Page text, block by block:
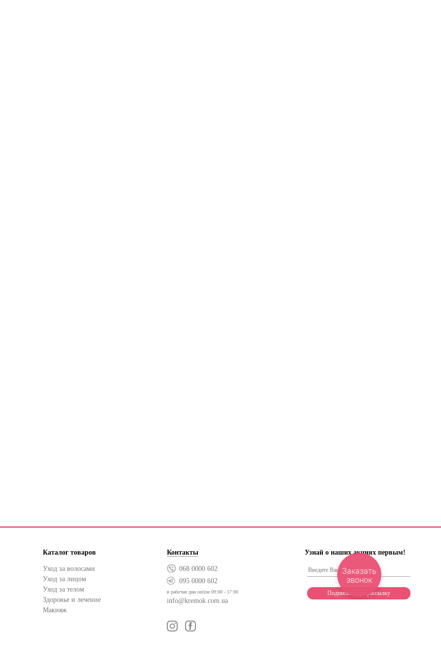
Каталог товаров
Уход за волосами
Уход за лицом
Уход за телом
Здоровье и лечение
Макияж
Контакты
068 0000 602
095 0000 602
в рабочие дни online 09:00 - 17:00
info@kremok.com.ua
Узнай о наших акциях первым!
Заказать
звонок